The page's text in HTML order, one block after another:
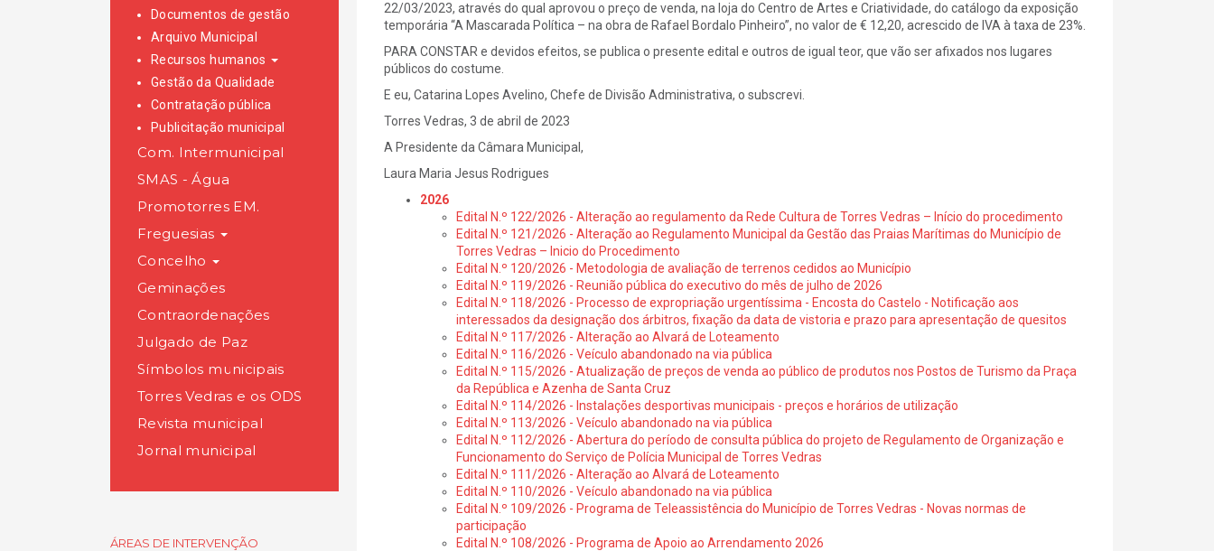
Documentos de gestão
Arquivo Municipal
Recursos humanos
Gestão da Qualidade
Contratação pública
Publicitação municipal
Com. Intermunicipal
SMAS - Água
Promotorres EM.
Freguesias
Concelho
Geminações
Contraordenações
Julgado de Paz
Símbolos municipais
Torres Vedras e os ODS
Revista municipal
Jornal municipal
ÁREAS DE INTERVENÇÃO
22/03/2023, através do qual aprovou o preço de venda, na loja do Centro de Artes e Criatividade, do catálogo da exposição
temporária “A Mascarada Política – na obra de Rafael Bordalo Pinheiro”, no valor de € 12,20, acrescido de IVA à taxa de 23%.
PARA CONSTAR e devidos efeitos, se publica o presente edital e outros de igual teor, que vão ser afixados nos lugares
públicos do costume.
E eu, Catarina Lopes Avelino, Chefe de Divisão Administrativa, o subscrevi.
Torres Vedras, 3 de abril de 2023
A Presidente da Câmara Municipal,
Laura Maria Jesus Rodrigues
2026
Edital N.º 122/2026 - Alteração ao regulamento da Rede Cultura de Torres Vedras – Início do procedimento
Edital N.º 121/2026 - Alteração ao Regulamento Municipal da Gestão das Praias Marítimas do Município de
Torres Vedras – Inicio do Procedimento
Edital N.º 120/2026 - Metodologia de avaliação de terrenos cedidos ao Município
Edital N.º 119/2026 - Reunião pública do executivo do mês de julho de 2026
Edital N.º 118/2026 - Processo de expropriação urgentíssima - Encosta do Castelo - Notificação aos
interessados da designação dos árbitros, fixação da data de vistoria e prazo para apresentação de quesitos
Edital N.º 117/2026 - Alteração ao Alvará de Loteamento
Edital N.º 116/2026 - Veículo abandonado na via pública
Edital N.º 115/2026 - Atualização de preços de venda ao público de produtos nos Postos de Turismo da Praça
da República e Azenha de Santa Cruz
Edital N.º 114/2026 - Instalações desportivas municipais - preços e horários de utilização
Edital N.º 113/2026 - Veículo abandonado na via pública
Edital N.º 112/2026 - Abertura do período de consulta pública do projeto de Regulamento de Organização e
Funcionamento do Serviço de Polícia Municipal de Torres Vedras
Edital N.º 111/2026 - Alteração ao Alvará de Loteamento
Edital N.º 110/2026 - Veículo abandonado na via pública
Edital N.º 109/2026 - Programa de Teleassistência do Município de Torres Vedras - Novas normas de
participação
Edital N.º 108/2026 - Programa de Apoio ao Arrendamento 2026